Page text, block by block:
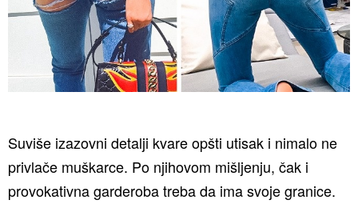
Suviše izazovni detalji kvare opšti utisak i nimalo ne
privlače muškarce. Po njihovom mišljenju, čak i
provokativna garderoba treba da ima svoje granice.